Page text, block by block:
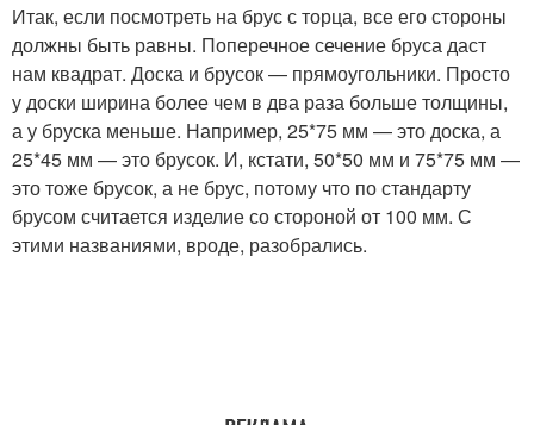
Итак, если посмотреть на брус с торца, все его стороны
должны быть равны. Поперечное сечение бруса даст
нам квадрат. Доска и брусок — прямоугольники. Просто
у доски ширина более чем в два раза больше толщины,
а у бруска меньше. Например, 25*75 мм — это доска, а
25*45 мм — это брусок. И, кстати, 50*50 мм и 75*75 мм —
это тоже брусок, а не брус, потому что по стандарту
брусом считается изделие со стороной от 100 мм. С
этими названиями, вроде, разобрались.